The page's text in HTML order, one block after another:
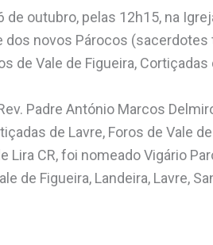
de outubro, pelas 12h15, na
dos novos Párocos
de Vale de Figueira,
Padre António Marcos
de Lavre, Foros de Vale
Lira CR, foi nomeado Vigário
de Figueira, Landeira, Lavre,